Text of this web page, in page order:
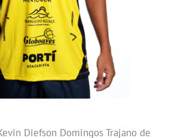
Diefson Domingos Trajano de